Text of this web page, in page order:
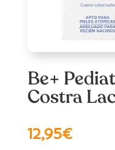
Be+
Costra
12,95€